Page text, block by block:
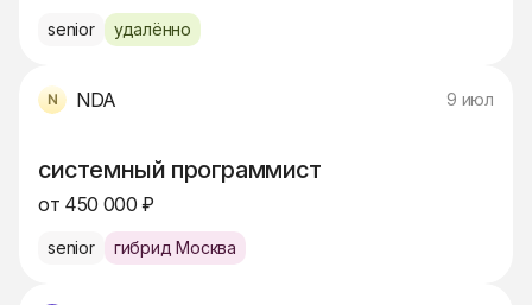
senior удалённо
NDA 9 июл
системный программист
от 450 000 ₽
senior гибрид Москва